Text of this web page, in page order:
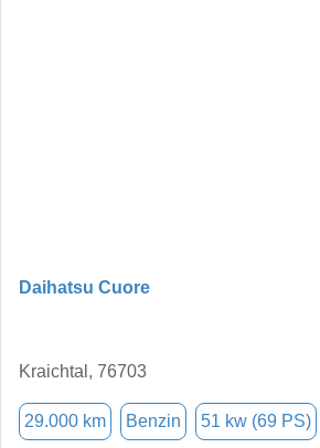
Daihatsu Cuore
Kraichtal, 76703
29.000 km Benzin 51 kw (69 PS)